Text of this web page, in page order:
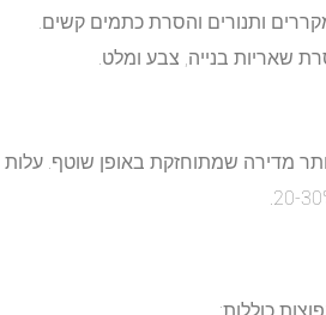
מקררים ותנורים והסרת כתמים קשים.
שאריות בנייה, צבע ומלט.
מדירה שמתוחזקת באופן שוטף. עלות
כוללות: